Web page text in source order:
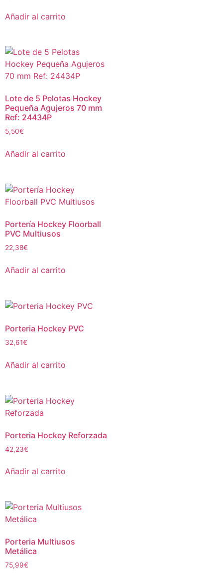
Añadir al carrito
Lote de 5 Pelotas Hockey
Pequeña Agujeros 70 mm
Ref: 24434P
5,50€
Añadir al carrito
Portería Hockey Floorball
PVC Multiusos
22,38€
Añadir al carrito
Porteria Hockey PVC
32,61€
Añadir al carrito
Porteria Hockey Reforzada
42,23€
Añadir al carrito
Porteria Multiusos
Metálica
75,99€